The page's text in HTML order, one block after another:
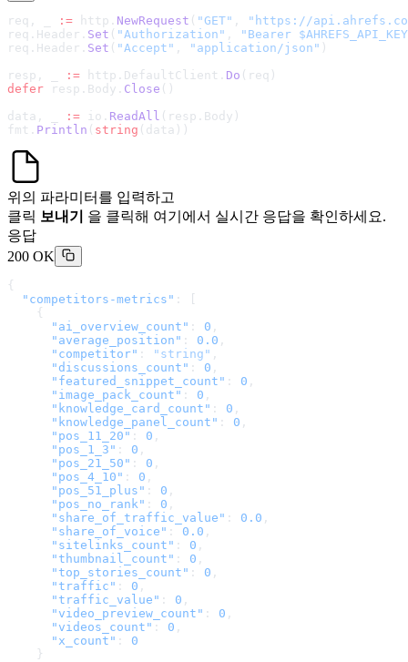
req, _ := http. NewRequest ( "GET" , " https://
req.Header. Set ( "Authorization" ,
"Bearer
req.Header. Set ( "Accept" , "application/json" )
resp, _
:= http.DefaultClient. Do (req)
defer resp.Body. Close ()
data, _
:= io. ReadAll (resp.Body)
fmt. Println ( string (data))
위의 파라미터를 입력하고
클릭 보내기
을 클릭해 여기에서 실시간 응답을 확인하세요.
응답
200 OK
{
  "competitors-metrics"
: [
    {
      "ai_overview_count"
: 0 ,
      "average_position"
: 0.0 ,
      "competitor"
: "string" ,
      "discussions_count"
: 0 ,
      "featured_snippet_count"
: 0 ,
      "image_pack_count"
: 0 ,
      "knowledge_card_count"
: 0 ,
      "knowledge_panel_count"
: 0 ,
      "pos_11_20"
: 0 ,
      "pos_1_3"
: 0 ,
      "pos_21_50"
: 0 ,
      "pos_4_10"
: 0 ,
      "pos_51_plus"
: 0 ,
      "pos_no_rank"
: 0 ,
      "share_of_traffic_value"
: 0.0 ,
      "share_of_voice"
: 0.0 ,
      "sitelinks_count"
: 0 ,
      "thumbnail_count"
: 0 ,
      "top_stories_count"
: 0 ,
      "traffic"
: 0 ,
      "traffic_value"
: 0 ,
      "video_preview_count"
: 0 ,
      "videos_count"
: 0 ,
      "x_count"
: 0
    }